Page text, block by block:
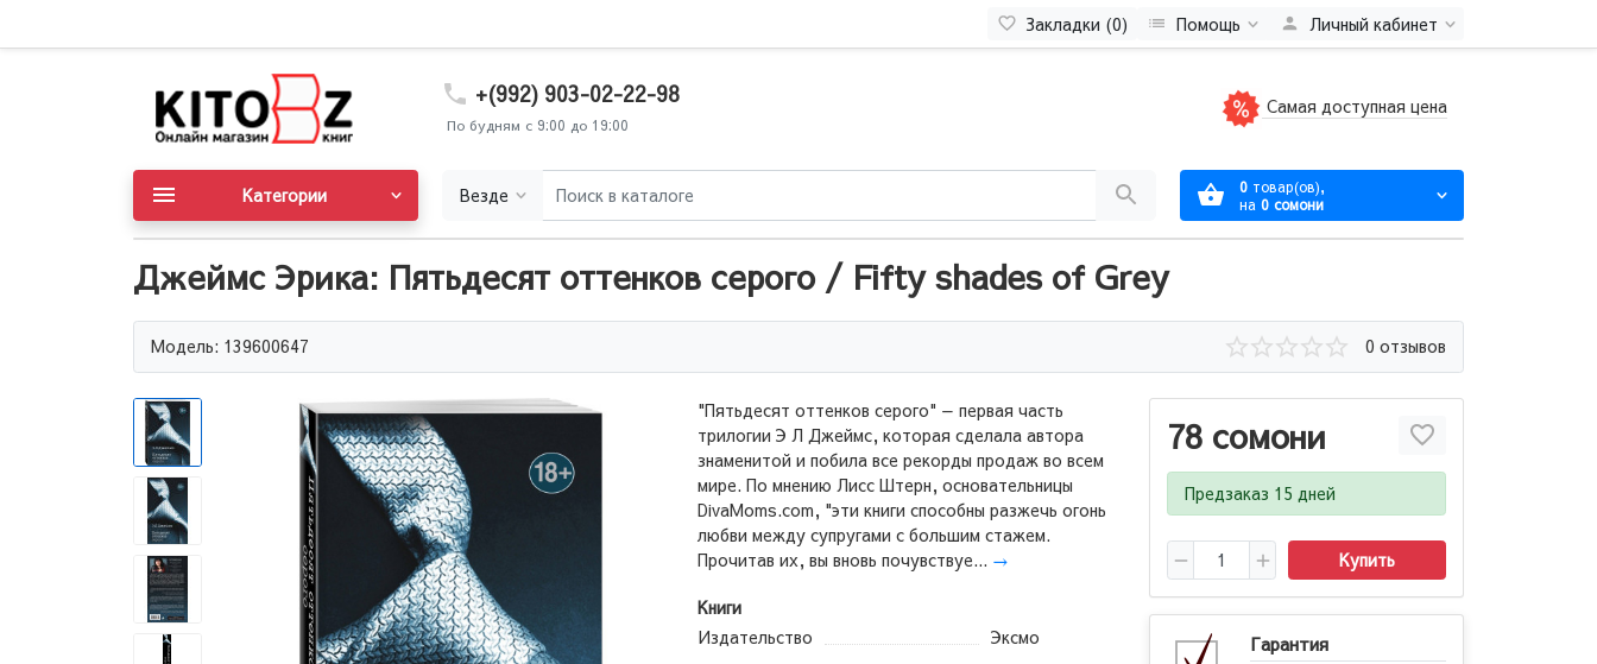
Закладки (0) Помощь Личный кабинет
+(992) 903-02-22-98
По будням с 9:00 до 19:00
Самая доступная цена
Везде 0 товар(ов),
на 0 сомони
Категории
Джеймс Эрика: Пятьдесят оттенков серого / Fifty shades of Grey
Модель: 139600647 0 отзывов
78 сомони
Предзаказ 15 дней
Купить
Гарантия
"Пятьдесят оттенков серого" — первая часть
трилогии Э Л Джеймс, которая сделала автора
знаменитой и побила все рекорды продаж во всем
мире. По мнению Лисс Штерн, основательницы
DivaMoms.com, "эти книги способны разжечь огонь
любви между супругами с большим стажем.
Прочитав их, вы вновь почувствуе... →
Книги
Издательство
Эксмо